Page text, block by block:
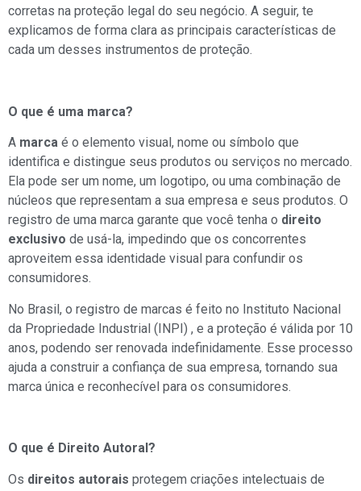
corretas na proteção legal do seu negócio. A seguir, te
explicamos de forma clara as principais características de
cada um desses instrumentos de proteção.
O que é uma marca?
A marca é o elemento visual, nome ou símbolo que
identifica e distingue seus produtos ou serviços no mercado.
Ela pode ser um nome, um logotipo, ou uma combinação de
núcleos que representam a sua empresa e seus produtos. O
registro de uma marca garante que você tenha o direito
exclusivo de usá-la, impedindo que os concorrentes
aproveitem essa identidade visual para confundir os
consumidores.
No Brasil, o registro de marcas é feito no Instituto Nacional
da Propriedade Industrial (INPI) , e a proteção é válida por 10
anos, podendo ser renovada indefinidamente. Esse processo
ajuda a construir a confiança de sua empresa, tornando sua
marca única e reconhecível para os consumidores.
O que é Direito Autoral?
Os direitos autorais protegem criações intelectuais de